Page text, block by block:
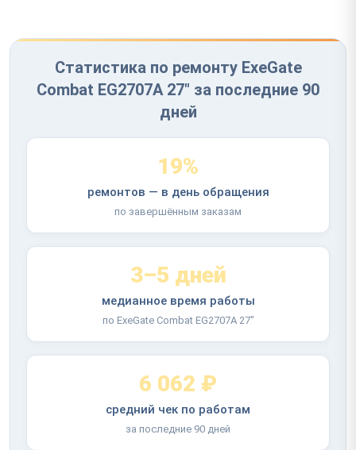
Статистика по ремонту ExeGate
Combat EG2707A 27" за последние 90
дней
19%
ремонтов — в день обращения
по завершённым заказам
3–5 дней
медианное время работы
по ExeGate Combat EG2707A 27"
6 062 ₽
средний чек по работам
за последние 90 дней